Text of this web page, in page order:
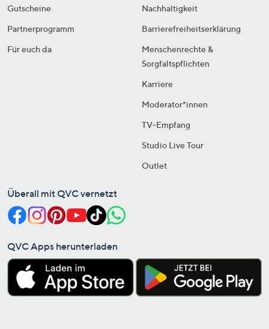
Gutscheine
Partnerprogramm
Für euch da
Nachhaltigkeit
Barrierefreiheitserklärung
Menschenrechte &
Sorgfaltspflichten
Karriere
Moderator*innen
TV-Empfang
Studio Live Tour
Outlet
Überall mit QVC vernetzt
QVC Apps herunterladen